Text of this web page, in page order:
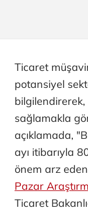
Ticaret
potansiyel
sağlamakla
açıklamada,
ayı itibarıyla
önem arz
Pazar
Ticaret